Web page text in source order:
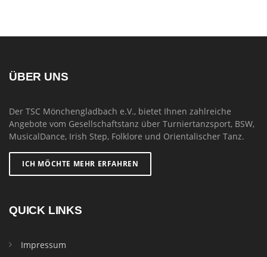
ÜBER UNS
Der TSC Mönchengladbach e.V., bietet Ihnen zahlreiche
Angebote vom Gesellschaftstanz über Turniertanzsport, BSW,
MusicalDance, Irish Step, Folklore und Orientalischer Tanz.
ICH MÖCHTE MEHR ERFAHREN
QUICK LINKS
Impressum